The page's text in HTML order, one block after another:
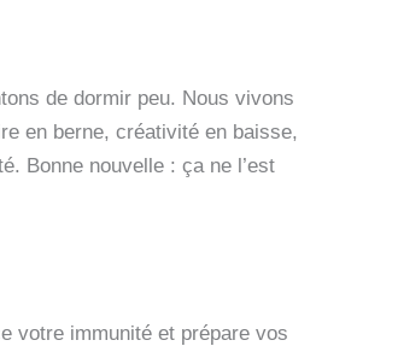
de dormir peu. Nous vivons
en berne, créativité en baisse,
Bonne nouvelle : ça ne l’est
votre immunité et prépare vos